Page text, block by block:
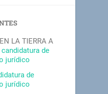
LA TIERRA A
candidatura de
jurídico
de
jurídico